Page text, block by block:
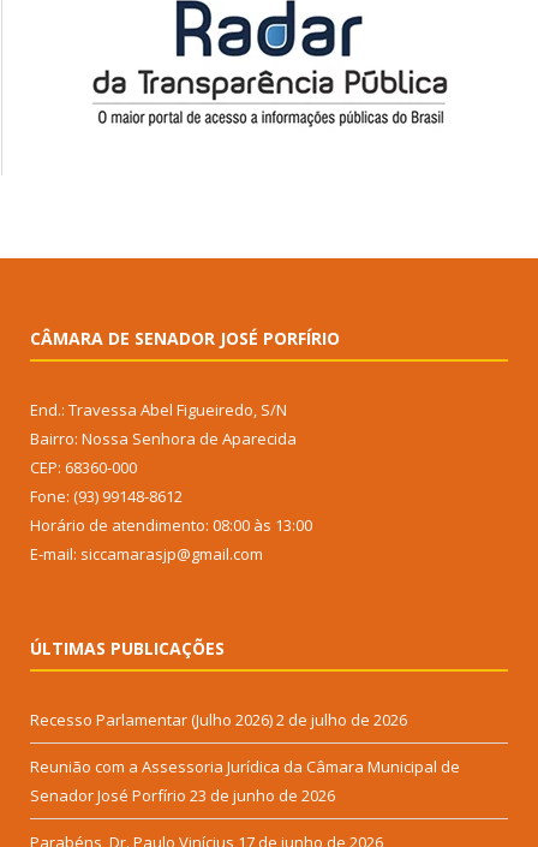
CÂMARA DE SENADOR JOSÉ PORFÍRIO
End.: Travessa Abel Figueiredo, S/N
Bairro: Nossa Senhora de Aparecida
CEP: 68360-000
Fone: (93) 99148-8612
Horário de atendimento: 08:00 às 13:00
E-mail: siccamarasjp@gmail.com
ÚLTIMAS PUBLICAÇÕES
Recesso Parlamentar (Julho 2026)2 de julho de 2026
Reunião com a Assessoria Jurídica da Câmara Municipal de
Senador José Porfírio 23 de junho de 2026
Parabéns, Dr. Paulo Vinícius 17 de junho de 2026